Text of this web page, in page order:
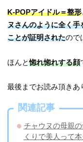
K-POPアイドル＝整形
ヌさんのように全く
ことが証明されたので
ほんと惚れ惚れする顔
最後までお読み頂きあ
関連記事
チャウヌの母親
くりで美人って